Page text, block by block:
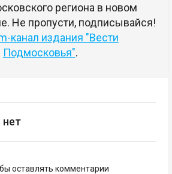
региона в новом
Не пропусти, подписывайся!
канал издания "Вести
Подмосковья".
оставлять комментарии